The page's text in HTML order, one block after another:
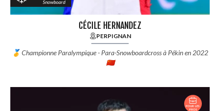
Snowboard
CÉCILE HERNANDEZ
PERPIGNAN
🥇 Championne Paralympique - Para-Snowboardcross à Pékin en 2022
🇨🇳